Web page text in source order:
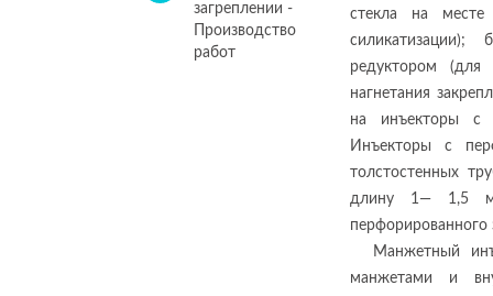
загреплении -
Производство
работ
стекла на
редуктором (для
нагнетания
на инъекторы с
Инъекторы с
толстостенных
длину 1— 1,5 м,
Манжетный
манжетами и